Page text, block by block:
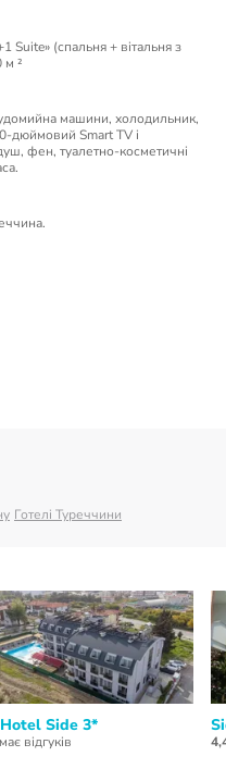
Suite» (спальня + вітальня з
м ²
машини, холодильник,
дюймовий Smart TV і
фен, туалетно-косметичні
Готелі Туреччини
Side 3*
відгуків